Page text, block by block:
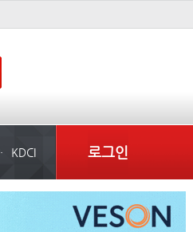
KDCI 로그인